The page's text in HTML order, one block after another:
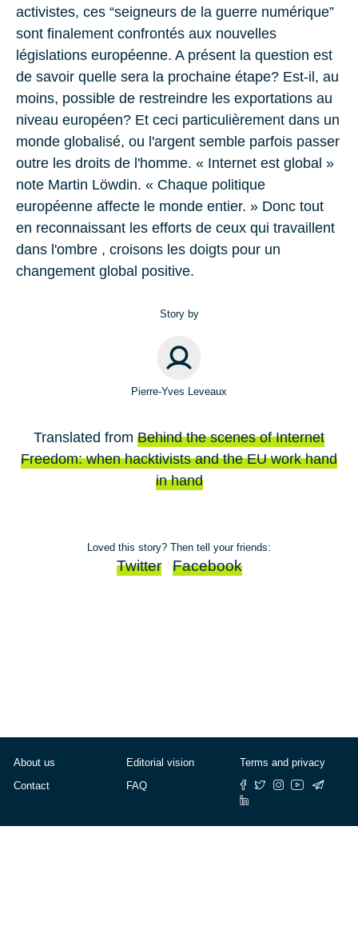
activistes, ces “seigneurs de la guerre numérique”
sont finalement confrontés aux nouvelles
législations européenne. A présent la question est
de savoir quelle sera la prochaine étape? Est-il, au
moins, possible de restreindre les exportations au
niveau européen? Et ceci particulièrement dans un
monde globalisé, ou l'argent semble parfois passer
outre les droits de l'homme. « Internet est global »
note Martin Löwdin. « Chaque politique
européenne affecte le monde entier. » Donc tout
en reconnaissant les efforts de ceux qui travaillent
dans l'ombre , croisons les doigts pour un
changement global positive.
Story by
Pierre-Yves Leveaux
Translated from Behind the scenes of Internet
Freedom: when hacktivists and the EU work hand
in hand
Loved this story? Then tell your friends:
Twitter Facebook
About us
Contact
Editorial vision
FAQ
Terms and privacy